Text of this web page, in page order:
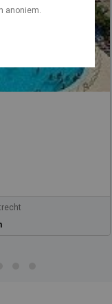
anoniem.